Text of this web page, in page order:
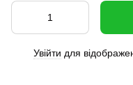
Увійти для